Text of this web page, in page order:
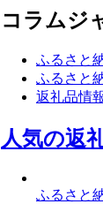
コラムジ
ふるさと
ふるさと
返礼品情
人気の返
ふるさと